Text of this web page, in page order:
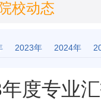
校动态
2023年 2024年
度专业